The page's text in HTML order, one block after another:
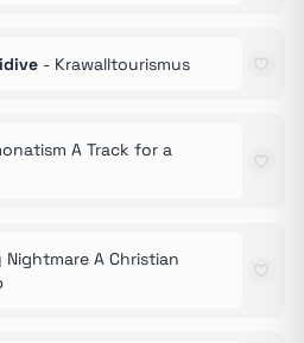
- Krawalltourismus
A Track for a
Nightmare A Christian